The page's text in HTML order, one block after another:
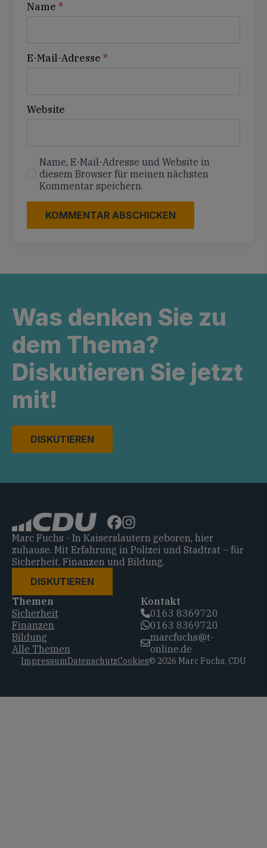
Name *
E-Mail-Adresse *
Website
Name, E-Mail-Adresse und Website in
diesem Browser für meinen nächsten
Kommentar speichern.
Was denken Sie zu
dem Thema?
Diskutieren Sie jetzt
mit!
DISKUTIEREN
Marc Fuchs - In Kaiserslautern geboren, hier
zuhause. Mit Erfahrung in Polizei und Stadtrat – für
Sicherheit, Finanzen und Bildung.
DISKUTIEREN
Themen
Sicherheit
Finanzen
Bildung
Alle Themen
Kontakt
0163 8369720‬
0163 8369720‬
marcfuchs@t-
online.de
ImpressumDatenschutzCookies© 2026 Marc Fuchs, CDU